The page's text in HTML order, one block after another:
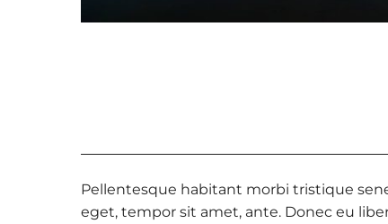
Pellentesque habitant morbi tristique
eget, tempor sit amet, ante. Donec eu